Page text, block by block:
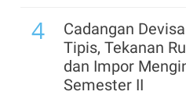
4
Cadangan
Tipis, Tekanan
dan Impor
Semester II